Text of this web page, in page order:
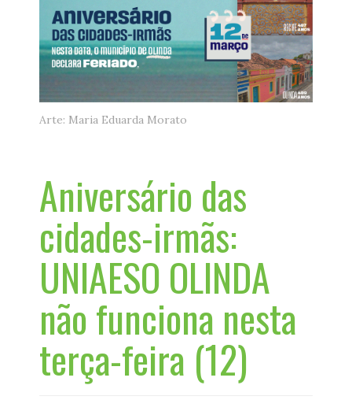
Arte: Maria Eduarda Morato
Aniversário das
cidades-irmãs:
UNIAESO OLINDA
não funciona nesta
terça-feira (12)